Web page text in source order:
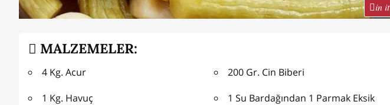
in it
MALZEMELER:
4 Kg. Acur
1 Kg. Havuç
200 Gr. Cin Biberi
1 Su Bardağından 1 Parmak Eksik